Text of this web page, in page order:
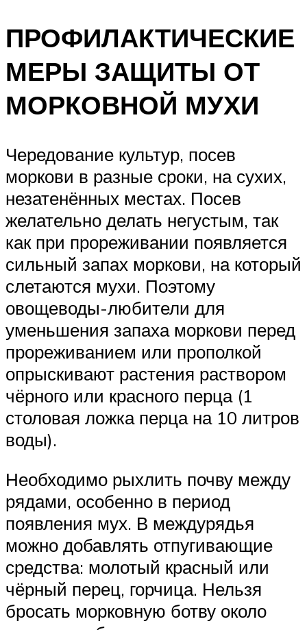
ПРОФИЛАКТИЧЕСКИЕ
МЕРЫ ЗАЩИТЫ ОТ
МОРКОВНОЙ МУХИ
Чередование культур, посев
моркови в разные сроки, на сухих,
незатенённых местах. Посев
желательно делать негустым, так
как при прореживании появляется
сильный запах моркови, на который
слетаются мухи. Поэтому
овощеводы-любители для
уменьшения запаха моркови перед
прореживанием или прополкой
опрыскивают растения раствором
чёрного или красного перца (1
столовая ложка перца на 10 литров
воды).
Необходимо рыхлить почву между
рядами, особенно в период
появления мух. В междурядья
можно добавлять отпугивающие
средства: молотый красный или
чёрный перец, горчица. Нельзя
бросать морковную ботву около